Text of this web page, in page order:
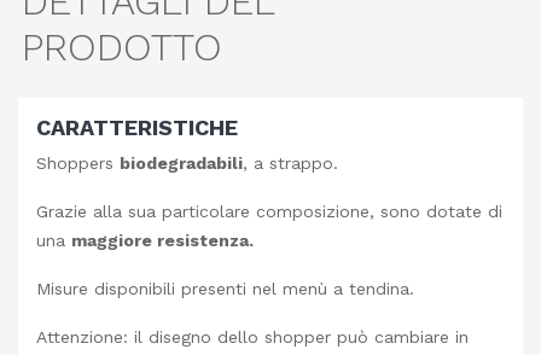
PRODOTTO
CARATTERISTICHE
Shoppers biodegradabili, a strappo.
Grazie alla sua particolare composizione, sono dotate di
una maggiore resistenza.
Misure disponibili presenti nel menù a tendina.
Attenzione: il disegno dello shopper può cambiare in